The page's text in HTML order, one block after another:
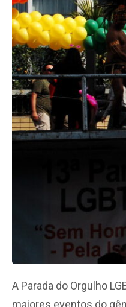
A Parada do Orgulho